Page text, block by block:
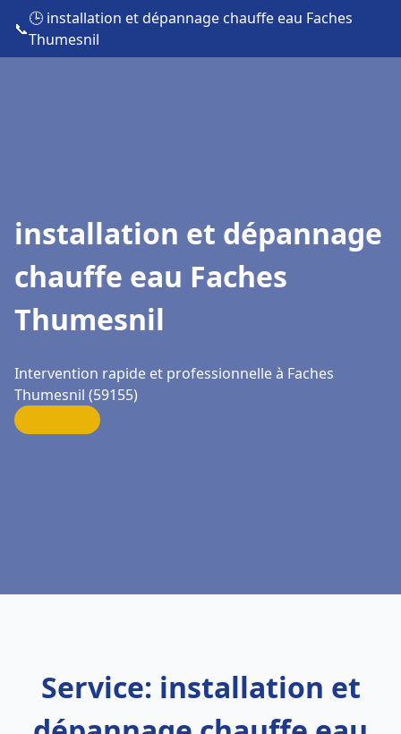
📞
🕒 installation et dépannage chauffe eau Faches
Thumesnil
installation et dépannage
chauffe eau Faches
Thumesnil
Intervention rapide et professionnelle à Faches
Thumesnil (59155)
Service: installation et